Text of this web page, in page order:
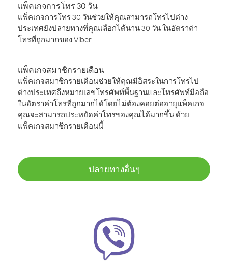
แพ็คเกจการโทร 30 วัน
แพ็คเกจการโทร 30 วันช่วยให้คุณสามารถโทรไปต่าง
ประเทศยังปลายทางที่คุณเลือกได้นาน 30 วัน ในอัตราค่า
โทรที่ถูกมากของ Viber
แพ็คเกจสมาชิกรายเดือน
แพ็คเกจสมาชิกรายเดือนช่วยให้คุณมีอิสระในการโทรไป
ต่างประเทศถึงหมายเลขโทรศัพท์พื้นฐานและโทรศัพท์มือถือ
ในอัตราค่าโทรที่ถูกมากได้โดยไม่ต้องคอยต่ออายุแพ็คเกจ
คุณจะสามารถประหยัดค่าโทรของคุณได้มากขึ้น ด้วย
แพ็คเกจสมาชิกรายเดือนนี้
ปลายทางอื่นๆ